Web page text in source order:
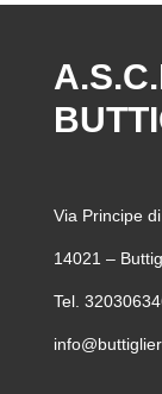
Via Principe
14021 –
Tel.